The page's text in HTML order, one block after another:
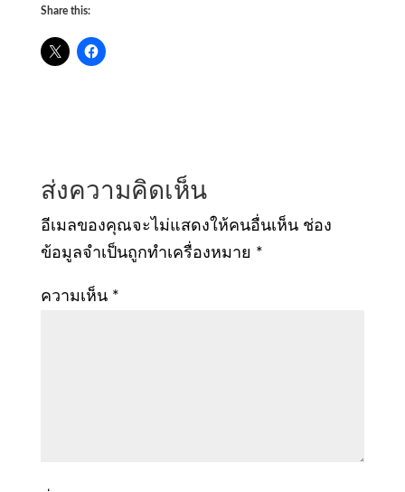
Share this:
ส่งความคิดเห็น
อีเมลของคุณจะไม่แสดงให้คนอื่นเห็น ช่อง
ข้อมูลจำเป็นถูกทำเครื่องหมาย *
ความเห็น *